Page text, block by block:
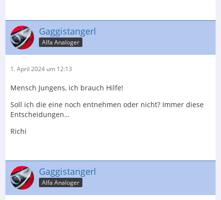
Gaggistangerl
Alfa Analoger
1. April 2024 um 12:13
Mensch Jungens, ich brauch Hilfe!
Soll ich die eine noch entnehmen oder nicht? Immer diese
Entscheidungen…
Richi
Gaggistangerl
Alfa Analoger